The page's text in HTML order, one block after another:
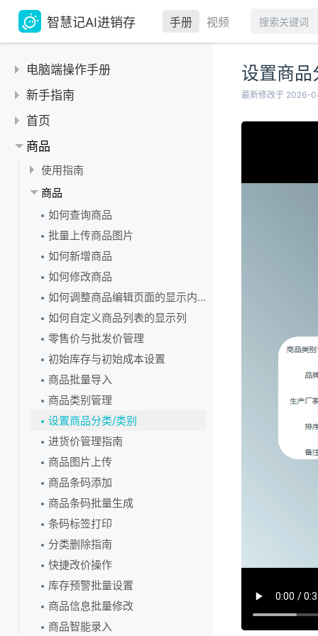
智慧记AI进销存 手册 视频
设置商
最新修改于 2026-
电脑端操作手册
新手指南
【产品介绍】三分钟了解什么是智慧记AI进销存
【快速上手】智慧记AI进销存·3步速通
首页
更换绑定的手机号和密码
快速切换门店
首页常用功能管理
商品
使用指南
商品基础管理指南
商品规格使用指南
商品
如何查询商品
批量上传商品图片
如何新增商品
如何修改商品
如何调整商品编辑页面的显示内容
如何自定义商品列表的显示列
零售价与批发价管理
初始库存与初始成本设置
商品批量导入
商品类别管理
设置商品分类/类别
进货价管理指南
商品图片上传
商品条码添加
商品条码批量生成
条码标签打印
分类删除指南
快捷改价操作
库存预警批量设置
商品信息批量修改
商品智能录入